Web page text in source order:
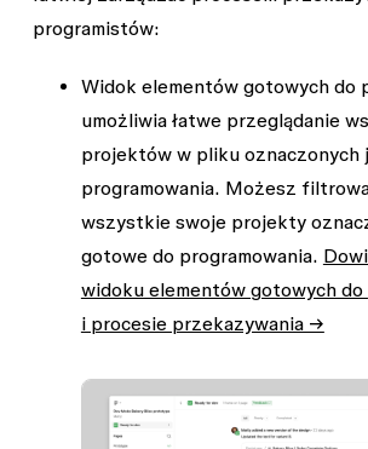
programistów:
Widok elementów gotowych do
umożliwia łatwe przeglądanie
projektów w pliku oznaczonych
programowania. Możesz
wszystkie swoje projekty
gotowe do programowania.
widoku elementów gotowych do
i procesie przekazywania →